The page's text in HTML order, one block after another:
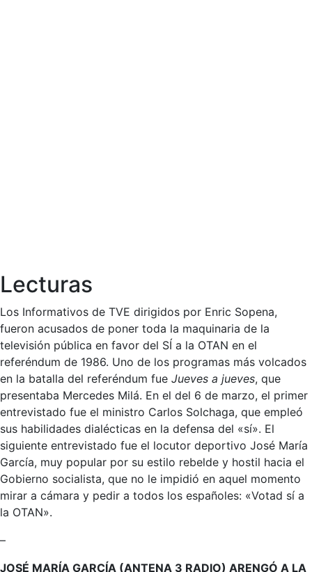
Lecturas
Los Informativos de TVE dirigidos por Enric Sopena,
fueron acusados de poner toda la maquinaria de la
televisión pública en favor del SÍ a la OTAN en el
referéndum de 1986. Uno de los programas más volcados
en la batalla del referéndum fue Jueves a jueves, que
presentaba Mercedes Milá. En el del 6 de marzo, el primer
entrevistado fue el ministro Carlos Solchaga, que empleó
sus habilidades dialécticas en la defensa del «sí». El
siguiente entrevistado fue el locutor deportivo José María
García, muy popular por su estilo rebelde y hostil hacia el
Gobierno socialista, que no le impidió en aquel momento
mirar a cámara y pedir a todos los españoles: «Votad sí a
la OTAN».
–
JOSÉ MARÍA GARCÍA (ANTENA 3 RADIO) ARENGÓ A LA